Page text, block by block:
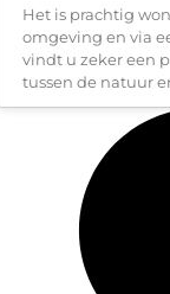
Het is prachtig
omgeving en via
vindt u zeker een
tussen de natuur